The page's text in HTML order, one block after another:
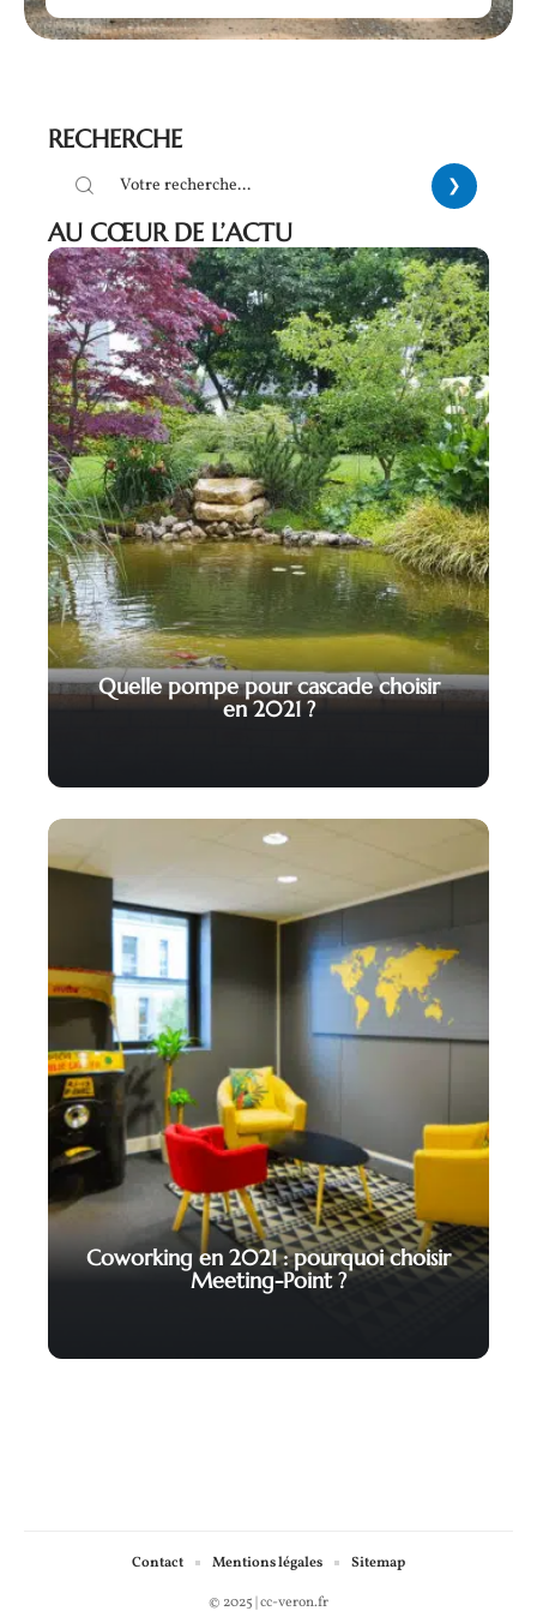
RECHERCHE
AU CŒUR DE L’ACTU
Quelle pompe pour cascade choisir
en 2021 ?
Coworking en 2021 : pourquoi choisir
Meeting-Point ?
© 2025 | cc-veron.fr
Contact Mentions légales Sitemap